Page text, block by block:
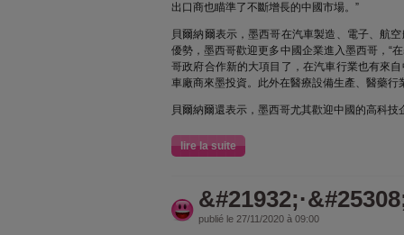
出口商也瞄準了不斷增長的中國市場。”
貝爾納爾表示，墨西哥在汽車製造、電子、航
優勢，墨西哥歡迎更多中國企業進入墨西哥，“
哥政府合作新的大項目了，在汽車行業也有來
車廠商來墨投資。此外在醫療設備生產、醫藥行
貝爾納爾還表示，墨西哥尤其歡迎中國的高科技
lire la suite
publié le 27/11/2020 à 09:00